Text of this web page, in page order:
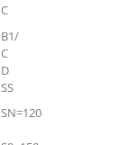
C
B1/
C
D
SS
SN=120